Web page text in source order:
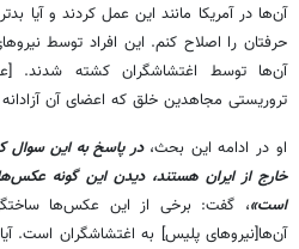
آن‌ها در آمریکا مانند این عمل کردند و آیا
حرفتان را اصلاح کنم. این افراد توسط
آن‌ها توسط اغتشاشگران کشته شدند.
تروریستی مجاهدین خلق که اعضای آن آزادانه
او در ادامه این بحث، در پاسخ به این سوال
خارج از ایران هستند، دیدن این گونه
است»، گفت: برخی از این عکس‌ها
آن‌ها[نیروهای پلیس] به اغتشاشگران است.